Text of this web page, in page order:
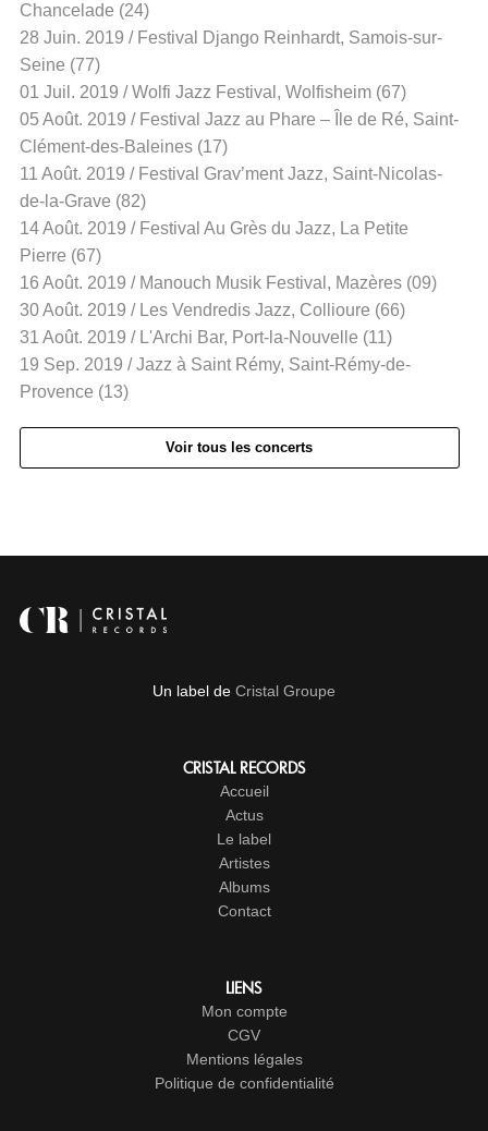
Chancelade (24)
28 Juin. 2019 / Festival Django Reinhardt, Samois-sur-
Seine (77)
01 Juil. 2019 / Wolfi Jazz Festival, Wolfisheim (67)
05 Août. 2019 / Festival Jazz au Phare – Île de Ré, Saint-
Clément-des-Baleines (17)
11 Août. 2019 / Festival Grav’ment Jazz, Saint-Nicolas-
de-la-Grave (82)
14 Août. 2019 / Festival Au Grès du Jazz, La Petite
Pierre (67)
16 Août. 2019 / Manouch Musik Festival, Mazères (09)
30 Août. 2019 / Les Vendredis Jazz, Collioure (66)
31 Août. 2019 / L'Archi Bar, Port-la-Nouvelle (11)
19 Sep. 2019 / Jazz à Saint Rémy, Saint-Rémy-de-
Provence (13)
Voir tous les concerts
Un label de Cristal Groupe
CRISTAL RECORDS
Accueil
Actus
Le label
Artistes
Albums
Contact
LIENS
Mon compte
CGV
Mentions légales
Politique de confidentialité